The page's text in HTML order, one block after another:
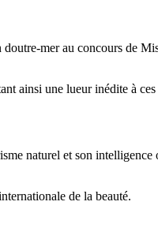
mer au concours de
ainsi une lueur inédite à
naturel et son
de la beauté.